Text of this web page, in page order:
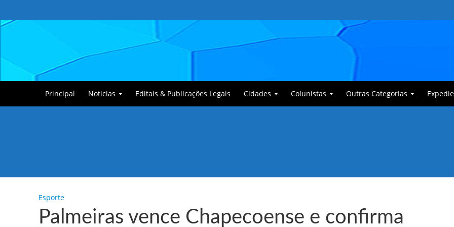
Principal Noticias Editais & Publicações Legais Cidades Colunistas Outras Categorias
Esporte
Palmeiras vence Chapecoense e confirma